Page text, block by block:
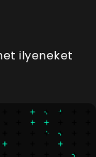
ilyeneket